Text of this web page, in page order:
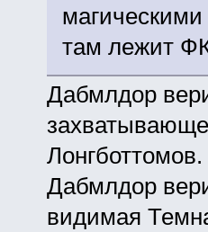
там лежит
Дабмлдор
Лонгботтомов.
Дабмлдор
видимая